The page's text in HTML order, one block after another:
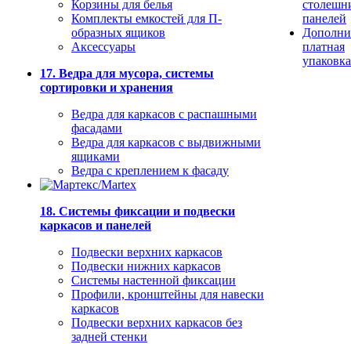
Корзины для белья
Комплекты емкостей для П-
образных ящиков
Аксессуары
17. Ведра для мусора, системы
сортировки и хранения
Ведра для каркасов с распашными
фасадами
Ведра для каркасов с выдвижными
ящиками
Ведра с креплением к фасаду
18. Системы фиксации и подвески
каркасов и панелей
Подвески верхних каркасов
Подвески нижних каркасов
Системы настенной фиксации
Профили, кронштейны для навески
каркасов
Подвески верхних каркасов без
задней стенки
панелей
платная
упаковка